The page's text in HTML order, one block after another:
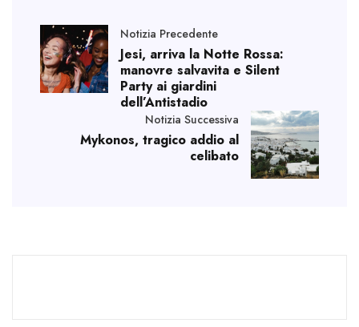
Notizia Precedente
Jesi, arriva la Notte Rossa:
manovre salvavita e Silent
Party ai giardini
dell’Antistadio
Notizia Successiva
Mykonos, tragico addio al
celibato